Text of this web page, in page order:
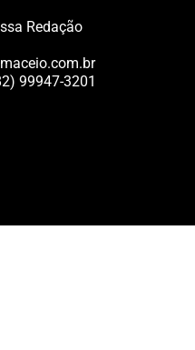
Redação
99947-3201